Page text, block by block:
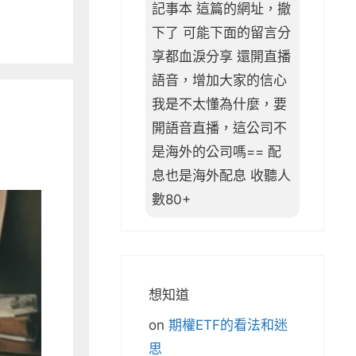
記事本 這篇的網址，撤
下了 可能下面的留言分
享都血淚分享 還開直播
語音，增加大家的信心
我是不太懂為什麼，要
開語音直播，這公司不
是海外的公司嗎== 配
息也是海外配息 收聽人
數80+
想知道
on 期權ETF的看法和迷
思